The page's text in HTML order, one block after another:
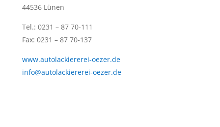
44536 Lünen
Tel.: 0231 – 87 70-111
Fax: 0231 – 87 70-137
www.autolackiererei-oezer.de
info@autolackiererei-oezer.de